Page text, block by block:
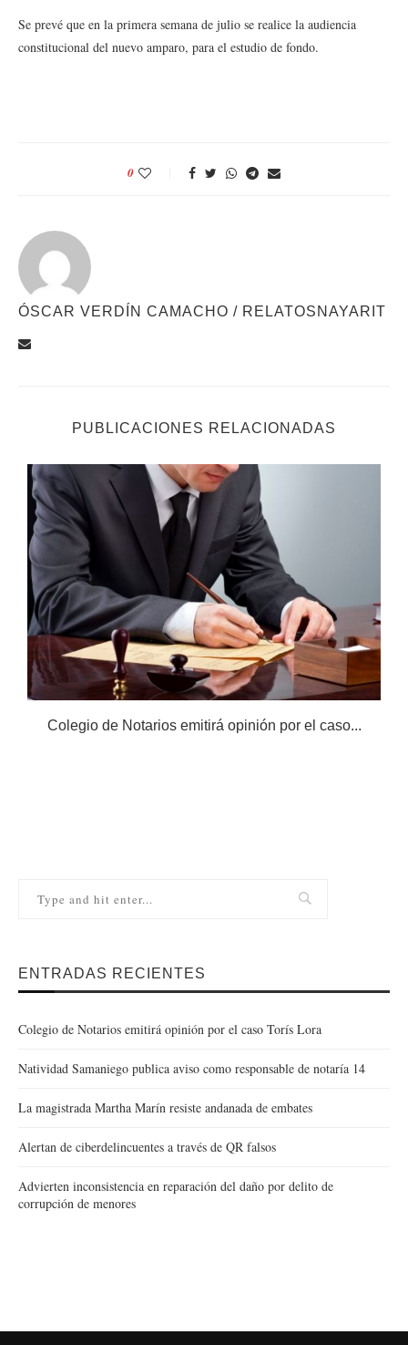
Se prevé que en la primera semana de julio se realice la audiencia
constitucional del nuevo amparo, para el estudio de fondo.
0
ÓSCAR VERDÍN CAMACHO / RELATOSNAYARIT
PUBLICACIONES RELACIONADAS
Colegio de Notarios emitirá opinión por el caso...
ENTRADAS RECIENTES
Colegio de Notarios emitirá opinión por el caso Torís Lora
Natividad Samaniego publica aviso como responsable de notaría 14
La magistrada Martha Marín resiste andanada de embates
Alertan de ciberdelincuentes a través de QR falsos
Advierten inconsistencia en reparación del daño por delito de
corrupción de menores